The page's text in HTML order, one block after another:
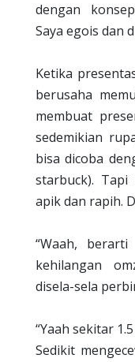
dengan
Saya egois dan
Ketika
berusaha
membuat
sedemikian
bisa dicoba
starbuck).
apik dan rapih.
“Waah,
kehilangan
disela-sela
“Yaah sekitar
Sedikit